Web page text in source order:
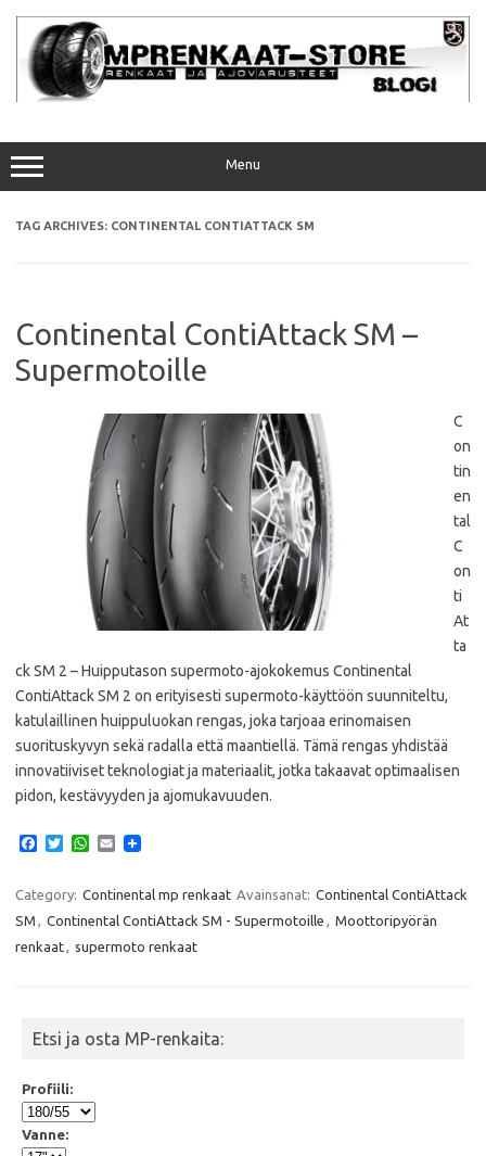
content
Menu
TAG ARCHIVES: CONTINENTAL CONTIATTACK SM
Continental ContiAttack SM –
Supermotoille
C
on
tin
en
tal
C
on
ti
At
ta
ck SM 2 – Huipputason supermoto-ajokokemus Continental
ContiAttack SM 2 on erityisesti supermoto-käyttöön suunniteltu,
katulaillinen huippuluokan rengas, joka tarjoaa erinomaisen
suorituskyvyn sekä radalla että maantiellä. Tämä rengas yhdistää
innovatiiviset teknologiat ja materiaalit, jotka takaavat optimaalisen
pidon, kestävyyden ja ajomukavuuden.​
e
o
o
T
t
e
r
W
t
A
p
E
i
l
Category: Continental mp renkaat Avainsanat: Continental ContiAttack
SM , Continental ContiAttack SM - Supermotoille , Moottoripyörän
renkaat, supermoto renkaat
Etsi ja osta MP-renkaita:
Profiili:
Vanne: